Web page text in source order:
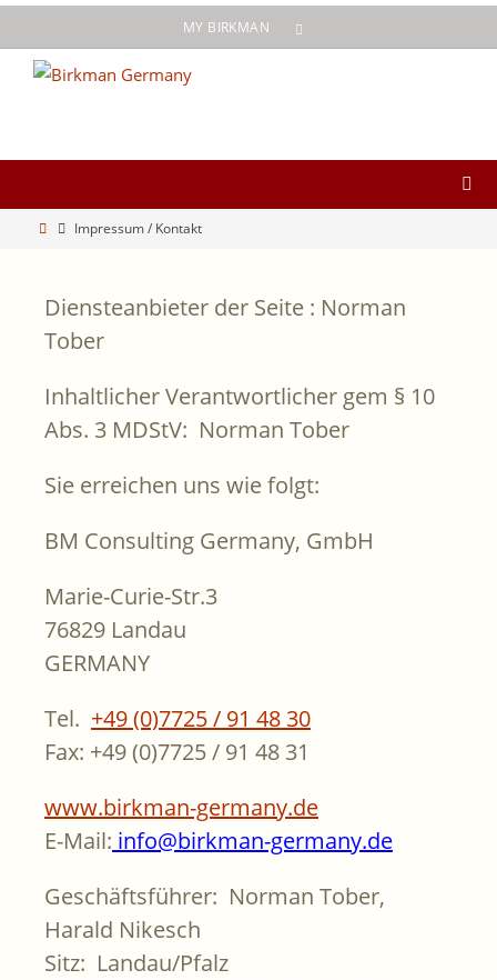
Inhalt
springen
MY BIRKMAN
StartImpressum / Kontakt
Diensteanbieter der Seite : Norman
Tober
Inhaltlicher Verantwortlicher gem § 10
Abs. 3 MDStV: Norman Tober
Sie erreichen uns wie folgt:
BM Consulting Germany, GmbH
Marie-Curie-Str.3
76829 Landau
GERMANY
Tel. +49 (0)7725 / 91 48 30
Fax: +49 (0)7725 / 91 48 31
www.birkman-germany.de
E-Mail: info@birkman-germany.de
Geschäftsführer: Norman Tober,
Harald Nikesch
Sitz: Landau/Pfalz